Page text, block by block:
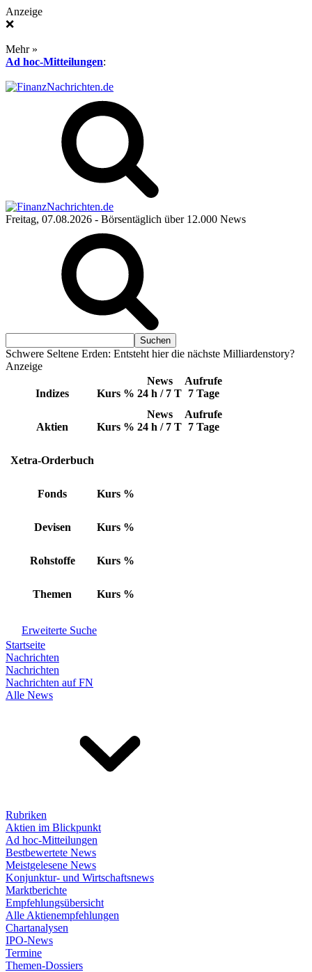
Anzeige
❌
Mehr »
Ad hoc-Mitteilungen:
Freitag, 07.08.2026 - Börsentäglich über 12.000 News
Schwere Seltene Erden: Entsteht hier die nächste Milliardenstory?
Anzeige
Indizes Kurs %
News
24 h / 7 T
Aufrufe
7 Tage
Aktien Kurs %
News
24 h / 7 T
Aufrufe
7 Tage
Xetra-Orderbuch
Fonds Kurs %
Devisen Kurs %
Rohstoffe Kurs %
Themen Kurs %
Erweiterte Suche
Startseite
Nachrichten
Nachrichten
Nachrichten auf FN
Alle News
Rubriken
Aktien im Blickpunkt
Ad hoc-Mitteilungen
Bestbewertete News
Meistgelesene News
Konjunktur- und Wirtschaftsnews
Marktberichte
Empfehlungsübersicht
Alle Aktienempfehlungen
Chartanalysen
IPO-News
Termine
Themen-Dossiers